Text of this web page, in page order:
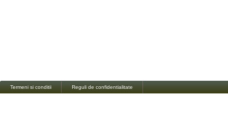
Termeni si conditii Reguli de confidentialitate